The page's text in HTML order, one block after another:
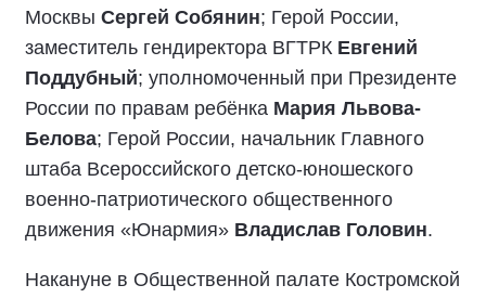
Москвы Сергей Собянин; Герой России,
заместитель гендиректора ВГТРК Евгений
Поддубный; уполномоченный при Президенте
России по правам ребёнка Мария Львова-
Белова; Герой России, начальник Главного
штаба Всероссийского детско-юношеского
военно-патриотического общественного
движения «Юнармия» Владислав Головин.
Накануне в Общественной палате Костромской